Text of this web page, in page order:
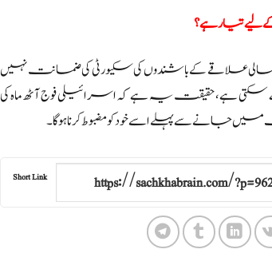
تیار ہے؟
علاقے کے باشندوں کی سکیورٹی کی ضمانت نہیں
ہے، حقیقت یہ ہے کہ اسرائیلی فوج آٹھ ماہ کی
جانے سے پہلے اسے خود کو مضبوط کرنا ہوگا۔
Short Link